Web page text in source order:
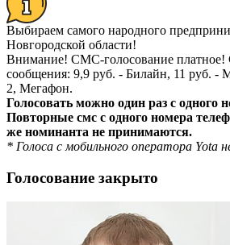
Выбираем самого народного
Новгородской области!
Внимание! СМС-голосование
сообщения: 9,9 руб. - Билайн, 11 руб. -
2, Мегафон.
Голосовать можно один раз с одного
Повторные смс с одного номера
же номинанта не принимаются.
* Голоса с мобильного оператора Yota
Голосование закрыто